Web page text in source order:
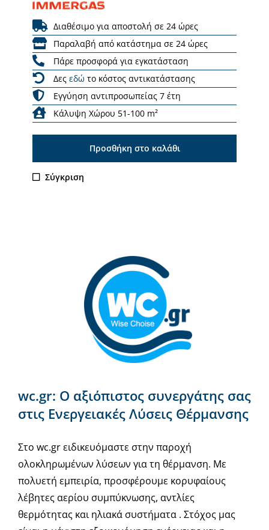
Διαθέσιμο για αποστολή σε 24 ώρες
Παραλαβή από κατάστημα σε 24 ώρες
Πάρε προσφορά για εγκατάσταση
Δες εδώ το κόστος αντικατάστασης
Εγγύηση αντιπροσωπείας 7 έτη
Κάλυψη Χώρου 51-100 m²
Προσθήκη στο καλάθι
Σύγκριση
wc.gr: Ο αξιόπιστος συνεργάτης σας
στις Ενεργειακές Λύσεις Θέρμανσης
Στο wc.gr ειδικευόμαστε στην παροχή
ολοκληρωμένων λύσεων για τη θέρμανση. Με
πολυετή εμπειρία, προσφέρουμε κορυφαίους
λέβητες αερίου συμπύκνωσης, αντλίες
θερμότητας και ηλιακά συστήματα . Στόχος μας